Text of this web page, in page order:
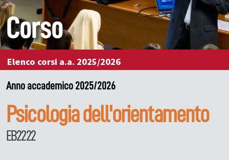
Corso
Elenco corsi a.a. 2025/2026
Anno accademico 2025/2026
Psicologia dell'orientamento
EB2222